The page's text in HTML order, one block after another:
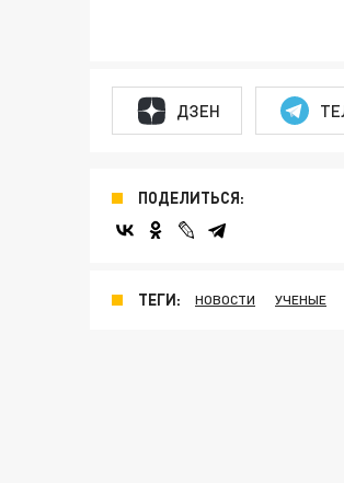
ДЗЕН
ПОДЕЛИТЬСЯ:
ТЕГИ: НОВОСТИ УЧЕНЫЕ